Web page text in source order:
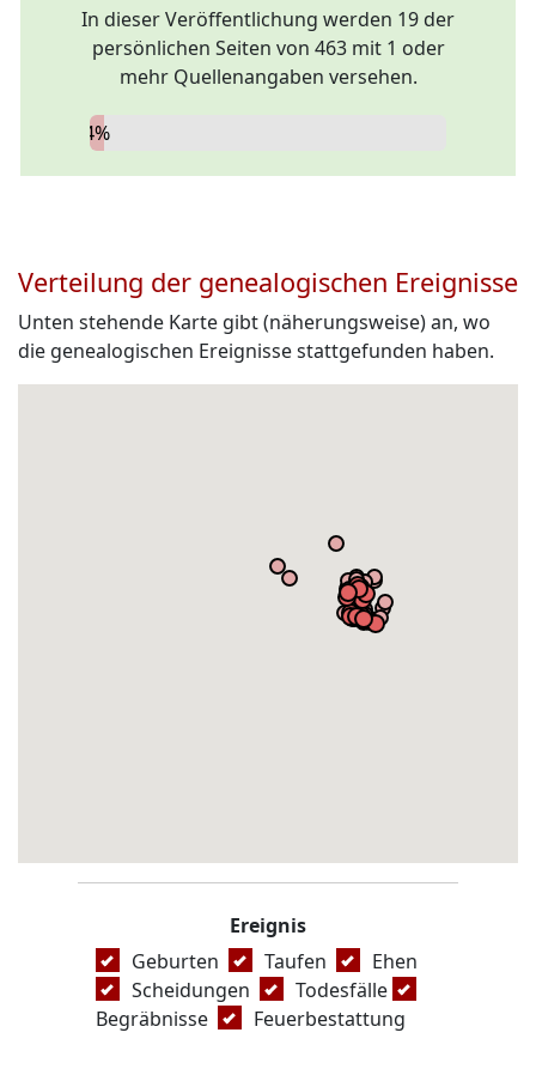
In dieser Veröffentlichung werden 19 der
persönlichen Seiten von 463 mit 1 oder
mehr Quellenangaben versehen.
4%
Verteilung der genealogischen Ereignisse
Unten stehende Karte gibt (näherungsweise) an, wo
die genealogischen Ereignisse stattgefunden haben.
Ereignis
Geburten
Taufen
Ehen
Scheidungen
Todesfälle
Begräbnisse
Feuerbestattung